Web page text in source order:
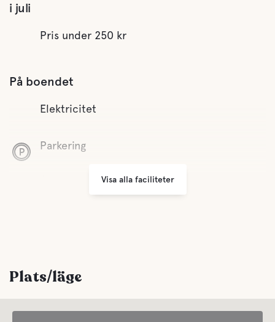
i juli
Pris under 250 kr
På boendet
Elektricitet
Parkering
Öppet året runt
Banan är belägen 5 min. från Torps köpcentrum
Visa alla faciliteter
Plats/läge